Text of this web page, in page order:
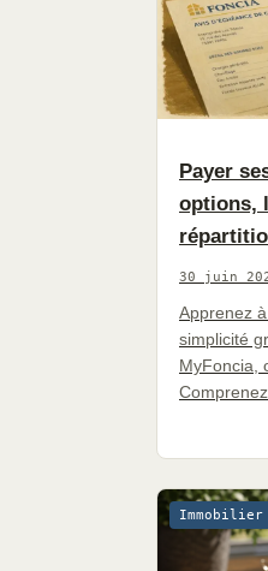
Payer
options,
30 juin
Apprenez
simplicité
MyFoncia,
Immobilier